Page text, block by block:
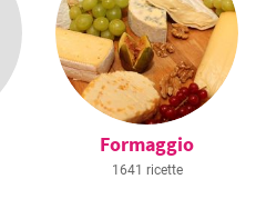
Formaggio
1641 ricette